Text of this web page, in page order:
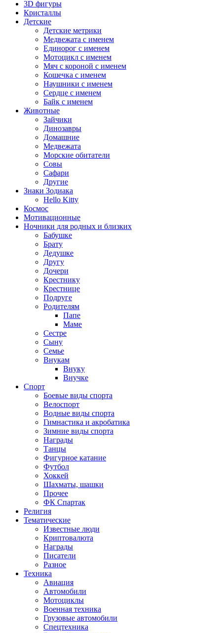
3D фигуры
Кристаллы
Детские
Детские метрики
Медвежата с именем
Единорог с именем
Мотоцикл с именем
Мяч с короной с именем
Кошечка с именем
Наушники с именем
Сердце с именем
Байк с именем
Животные
Зайчики
Динозавры
Домашние
Медвежата
Морские обитатели
Совы
Сафари
Другие
Знаки Зодиака
Hello Kitty
Космос
Мотивационные
Ночники для родных и близких
Бабушке
Брату
Дедушке
Другу
Дочери
Крестнику
Крестнице
Подруге
Родителям
Папе
Маме
Сестре
Сыну
Семье
Внукам
Внуку
Внучке
Спорт
Боевые виды спорта
Велоспорт
Водные виды спорта
Гимнастика и акробатика
Зимние виды спорта
Награды
Танцы
Фигурное катание
Футбол
Хоккей
Шахматы, шашки
Прочее
ФК Спартак
Религия
Тематические
Известные люди
Криптовалюта
Награды
Писатели
Разное
Техника
Авиация
Автомобили
Мотоциклы
Военная техника
Грузовые автомобили
Спецтехника